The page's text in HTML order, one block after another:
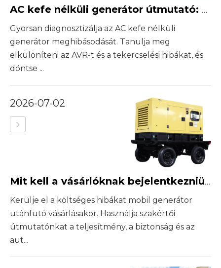
AC kefe nélküli generátor útmutató: Feszültség, fázis és AVR ellenőrzések
Gyorsan diagnosztizálja az AC kefe nélküli
generátor meghibásodását. Tanulja meg
elkülöníteni az AVR-t és a tekercselési hibákat, és
döntse ...
2026-07-02
Mit kell a vásárlóknak bejelentkezniük egy utánfutó típusú dízelgenerátorhoz?
Kerülje el a költséges hibákat mobil generátor
utánfutó vásárlásakor. Használja szakértői
útmutatónkat a teljesítmény, a biztonság és az
aut...